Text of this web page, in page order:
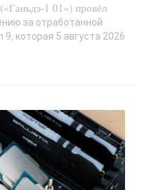
1 01») провёл
за отработанной
которая 5 августа 2026